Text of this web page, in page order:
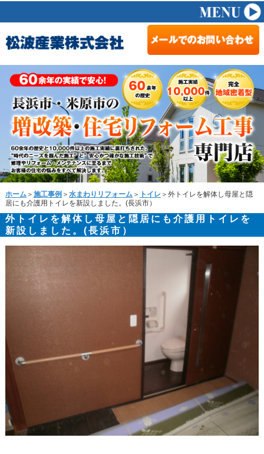
ホーム ＞ 施工事例 ＞ 水まわりリフォーム ＞ トイレ ＞外トイレを解体し母屋と隠
居にも介護用トイレを新設しました。(長浜市）
外トイレを解体し母屋と隠居にも介護用トイレを
新設しました。(長浜市）